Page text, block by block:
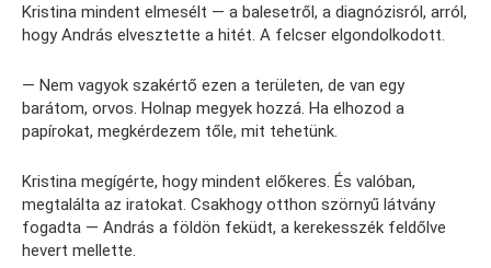
Kristina mindent elmesélt — a balesetről, a diagnózisról, arról,
hogy András elvesztette a hitét. A felcser elgondolkodott.
— Nem vagyok szakértő ezen a területen, de van egy
barátom, orvos. Holnap megyek hozzá. Ha elhozod a
papírokat, megkérdezem tőle, mit tehetünk.
Kristina megígérte, hogy mindent előkeres. És valóban,
megtalálta az iratokat. Csakhogy otthon szörnyű látvány
fogadta — András a földön feküdt, a kerekesszék feldőlve
hevert mellette.